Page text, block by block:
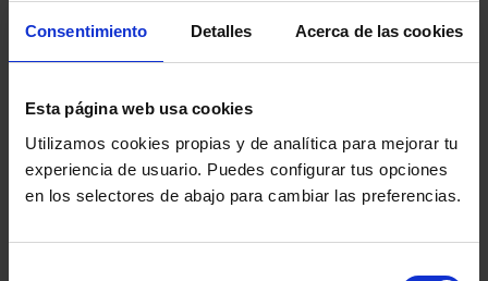
Consentimiento Detalles Acerca de las cookies
Esta página web usa cookies
Utilizamos cookies propias y de analítica para mejorar tu
experiencia de usuario. Puedes configurar tus opciones
en los selectores de abajo para cambiar las preferencias.
La apertura de la nueva sede también traerá consigo
Mediación y un espacio para la formación jurídica del
ciudadano dirigido, especialmente, para personas